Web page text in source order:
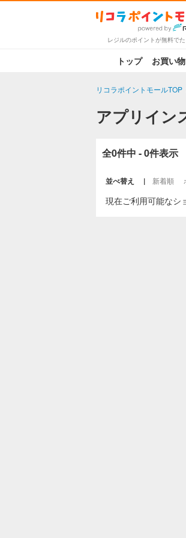
レジルのポイントが無料で
トップ お買い
リコラポイントモールTOP
アプリイン
全0件中 - 0件表示
並べ替え 新着順
現在ご利用可能なシ